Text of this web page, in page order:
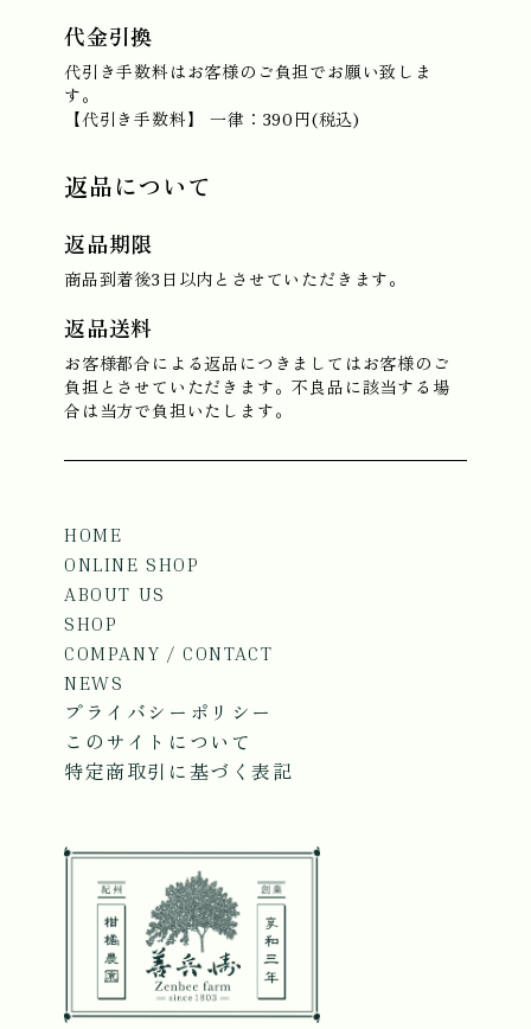
代金引換
代引き手数料はお客様のご負担でお願い致しま
す。
【代引き手数料】 一律：390円(税込)
返品について
返品期限
商品到着後3日以内とさせていただきます。
返品送料
お客様都合による返品につきましてはお客様のご
負担とさせていただきます。不良品に該当する場
合は当方で負担いたします。
HOME
ONLINE SHOP
ABOUT US
SHOP
COMPANY / CONTACT
NEWS
プライバシーポリシー
このサイトについて
特定商取引に基づく表記